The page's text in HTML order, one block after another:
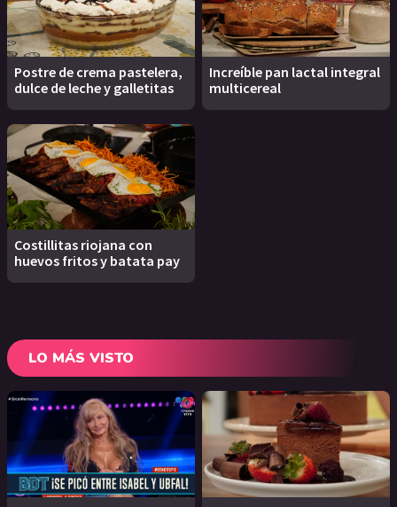
Postre de crema pastelera,
dulce de leche y galletitas
Increíble pan lactal integral
multicereal
Costillitas riojana con
huevos fritos y batata pay
LO MÁS VISTO